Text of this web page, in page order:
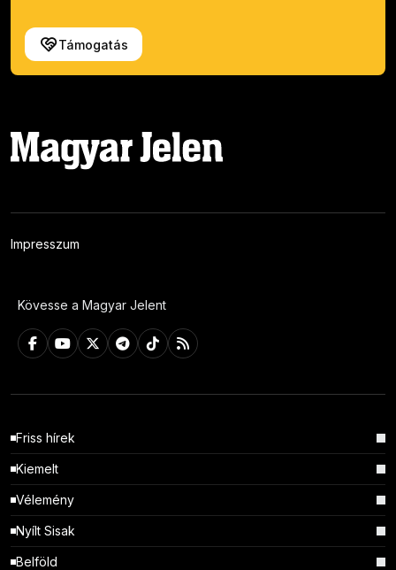
Támogatás
Impresszum
Kövesse a Magyar Jelent
Friss hírek
Kiemelt
Vélemény
Nyílt Sisak
Belföld